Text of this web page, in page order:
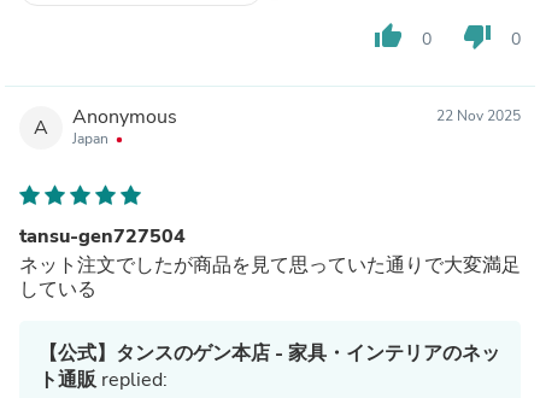
thumb_up 0 thumb_down 0
A Anonymous
Japan
22 Nov 2025
tansu-gen727504
ネット注文でしたが商品を見て思っていた通りで大変満足
している
【公式】タンスのゲン本店 - 家具・インテリアのネッ
ト通販replied: